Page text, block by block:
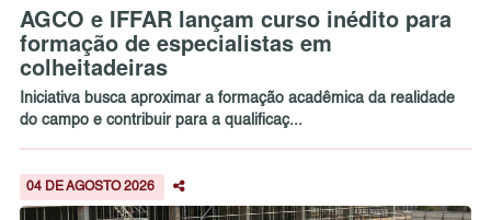
AGCO e IFFAR lançam curso inédito para
formação de especialistas em
colheitadeiras
Iniciativa busca aproximar a formação acadêmica da realidade
do campo e contribuir para a qualificaç...
04 DE AGOSTO 2026